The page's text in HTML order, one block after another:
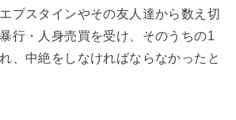
プスタインやその友人達から数え切
行・人身売買を受け、そのうちの1
、中絶をしなければならなかったと